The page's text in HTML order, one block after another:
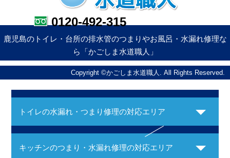
0120-492-315
鹿児島のトイレ・台所の排水管のつまりやお風呂・水漏れ修理な
ら「かごしま水道職人」
Copyright ©かごしま水道職人. All Rights Reserved.
トイレの水漏れ・つまり修理の対応エリア
キッチンのつまり・水漏れ修理の対応エリア